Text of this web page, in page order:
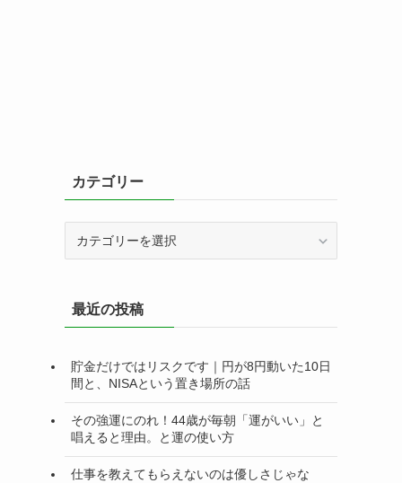
カテゴリー
ー最近の投稿
貯金だけではリスクです｜円が8円動いた10日
間と、NISAという置き場所の話
その強運にのれ！44歳が毎朝「運がいい」と
唱えると理由。と運の使い方
仕事を教えてもらえないのは優しさじゃな